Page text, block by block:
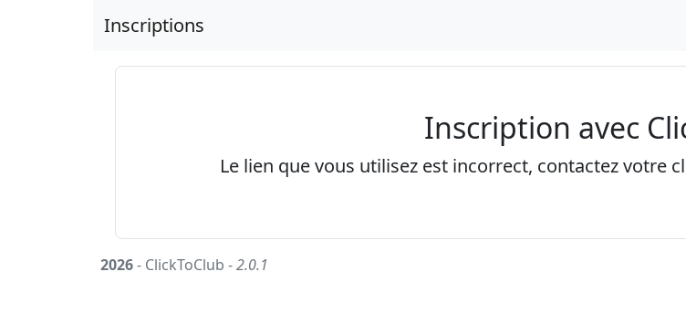
Inscriptions
Inscription avec
Le lien que vous utilisez est incorrect, contactez votre
2026- ClickToClub -2.0.1